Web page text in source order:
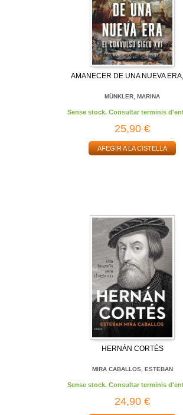
AMANECER DE UNA NUEVA
MÜNKLER, MARINA
Sense stock. Consultar terminis
25,90 €
AFEGIR A LA CISTELLA
HERNÁN CORTÉS
MIRA CABALLOS, ESTEBAN
Sense stock. Consultar terminis
24,90 €